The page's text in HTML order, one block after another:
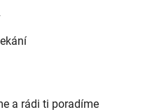
a rádi ti poradíme